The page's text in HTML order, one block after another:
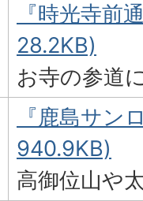
『時光寺前
28.2KB)
お寺の参道
『鹿島サン
940.9KB)
高御位山や